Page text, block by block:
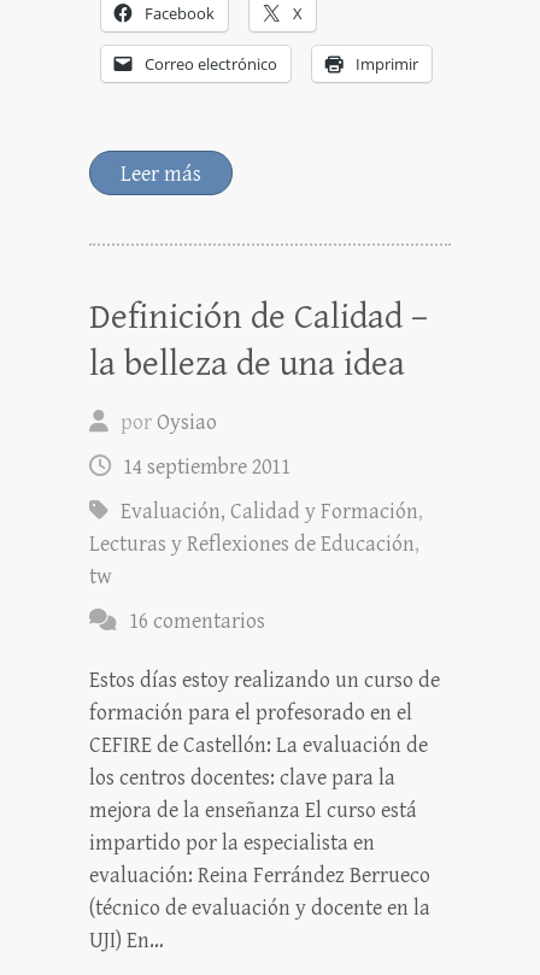
Facebook X
Correo electrónico Imprimir
Leer más
Definición de Calidad –
la belleza de una idea
porOysiao
14 septiembre 2011
Evaluación, Calidad y Formación,
Lecturas y Reflexiones de Educación,
tw
16 comentarios
Estos días estoy realizando un curso de
formación para el profesorado en el
CEFIRE de Castellón: La evaluación de
los centros docentes: clave para la
mejora de la enseñanza El curso está
impartido por la especialista en
evaluación: Reina Ferrández Berrueco
(técnico de evaluación y docente en la
UJI) En…